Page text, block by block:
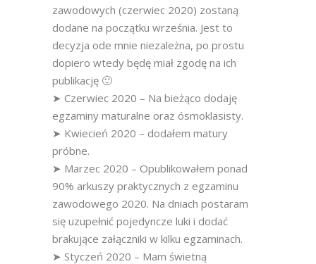
zawodowych (czerwiec 2020) zostaną
dodane na początku września. Jest to
decyzja ode mnie niezależna, po prostu
dopiero wtedy będę miał zgodę na ich
publikację 🙂
➤ Czerwiec 2020 – Na bieżąco dodaję
egzaminy maturalne oraz ósmoklasisty.
➤ Kwiecień 2020 – dodałem matury
próbne.
➤ Marzec 2020 – Opublikowałem ponad
90% arkuszy praktycznych z egzaminu
zawodowego 2020. Na dniach postaram
się uzupełnić pojedyncze luki i dodać
brakujące załączniki w kilku egzaminach.
➤ Styczeń 2020 – Mam świetną